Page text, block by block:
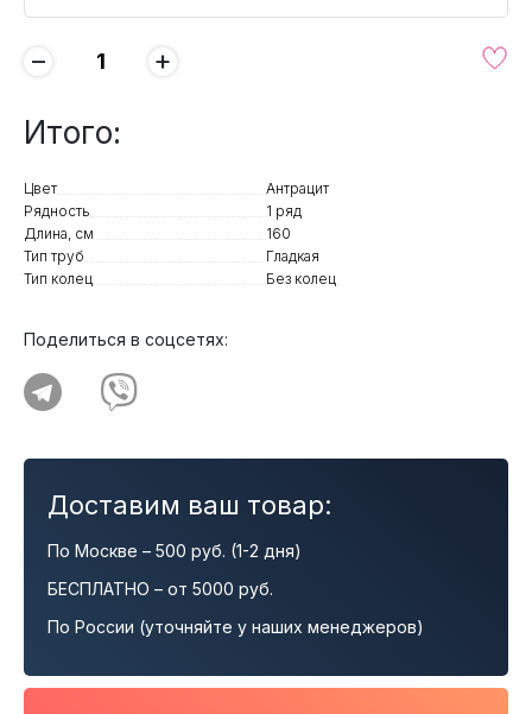
− +
Итого:
Цвет
Антрацит
Рядность
1 ряд
Длина, см
160
Тип труб
Гладкая
Тип колец
Без колец
Поделиться в соцсетях:
Доставим ваш товар:
По Москве – 500 руб. (1-2 дня)
БЕСПЛАТНО – от 5000 руб.
По России (уточняйте у наших менеджеров)